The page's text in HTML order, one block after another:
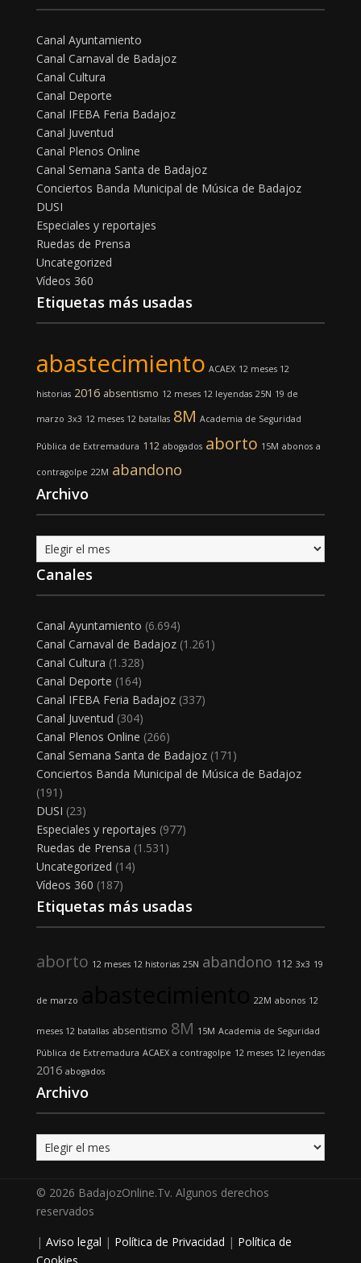
Canal Ayuntamiento
Canal Carnaval de Badajoz
Canal Cultura
Canal Deporte
Canal IFEBA Feria Badajoz
Canal Juventud
Canal Plenos Online
Canal Semana Santa de Badajoz
Conciertos Banda Municipal de Música de Badajoz
DUSI
Especiales y reportajes
Ruedas de Prensa
Uncategorized
Vídeos 360
Etiquetas más usadas
abastecimiento ACAEX 12 meses 12
historias 2016 absentismo 12 meses 12 leyendas 25N 19 de
marzo 3x3 12 meses 12 batallas 8M Academia de Seguridad
Pública de Extremadura 112 abogados aborto 15M abonos a
contragolpe 22M abandono
Archivo
Archivo
Canales
Canal Ayuntamiento (6.694)
Canal Carnaval de Badajoz(1.261)
Canal Cultura (1.328)
Canal Deporte (164)
Canal IFEBA Feria Badajoz(337)
Canal Juventud (304)
Canal Plenos Online (266)
Canal Semana Santa de Badajoz(171)
Conciertos Banda Municipal de Música de Badajoz
(191)
DUSI (23)
Especiales y reportajes (977)
Ruedas de Prensa (1.531)
Uncategorized (14)
Vídeos 360 (187)
Etiquetas más usadas
aborto 12 meses 12 historias 25N abandono 112 3x3 19
de marzo 22M abonos 12
meses 12 batallas absentismo 8M 15M Academia de Seguridad
Pública de Extremadura ACAEX a contragolpe 12 meses 12 leyendas
2016 abogados
Archivo
Archivo
© 2026 BadajozOnline.Tv. Algunos derechos
reservados
| Aviso legal | Política de Privacidad | Política de